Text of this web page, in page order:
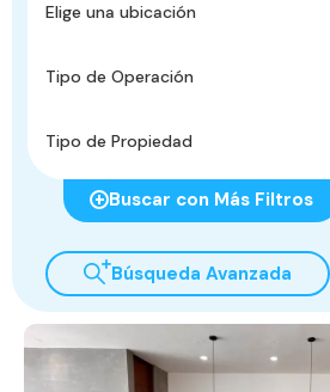
Elige una ubicación
Tipo de Operación
Tipo de Propiedad
Buscar con Más Filtros
Búsqueda Avanzada